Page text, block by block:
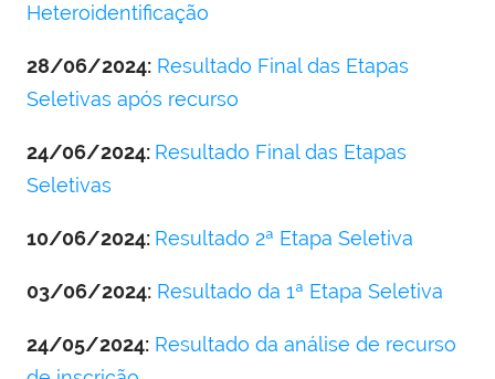
Heteroidentificação
28/06/2024: Resultado Final das Etapas
Seletivas após recurso
24/06/2024: Resultado Final das Etapas
Seletivas
10/06/2024: Resultado 2ª Etapa Seletiva
03/06/2024: Resultado da 1ª Etapa Seletiva
24/05/2024: Resultado da análise de recurso